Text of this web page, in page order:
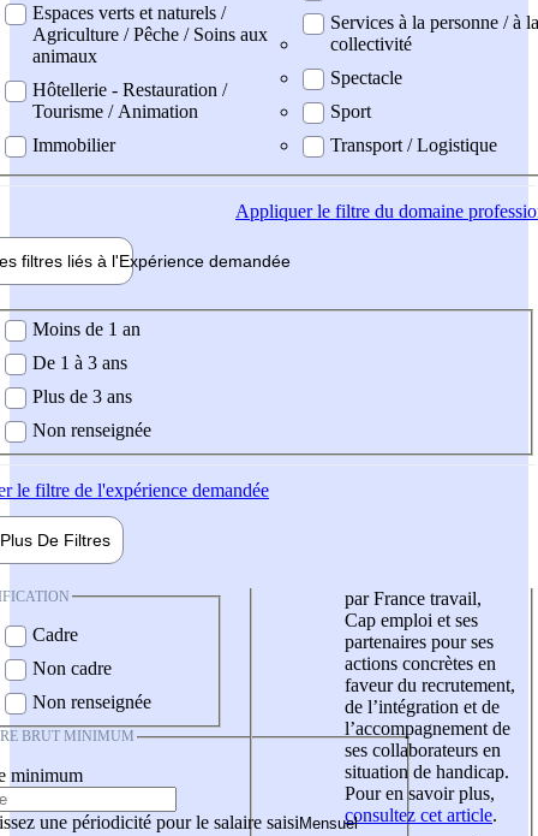
Espaces verts et naturels /
Agriculture / Pêche / Soins aux
animaux
Hôtellerie - Restauration /
Tourisme / Animation
Immobilier
Services à la personne / à la
collectivité
Spectacle
Sport
Transport / Logistique
Appliquerle filtre du domaine
filtres liés à l'Expérience demandée
demandée
Moins de 1 an
De 1 à 3 ans
Plus de 3 ans
Non renseignée
le filtre de l'expérience demandée
Plus De Filtres
Cadre
Non cadre
Non renseignée
BRUT MINIMUM
minimum
une périodicité pour le salaire saisi
par France travail,
Cap emploi et ses
partenaires pour ses
actions concrètes en
faveur du recrutement,
de l’intégration et de
l’accompagnement de
ses collaborateurs en
situation de handicap.
Pour en savoir plus,
consultez cet article.